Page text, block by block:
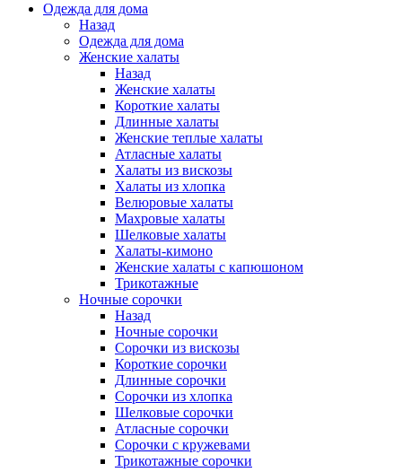
Одежда для дома
Назад
Одежда для дома
Женские халаты
Назад
Женские халаты
Короткие халаты
Длинные халаты
Женские теплые халаты
Атласные халаты
Халаты из вискозы
Халаты из хлопка
Велюровые халаты
Махровые халаты
Шелковые халаты
Халаты-кимоно
Женские халаты с капюшоном
Трикотажные
Ночные сорочки
Назад
Ночные сорочки
Сорочки из вискозы
Короткие сорочки
Длинные сорочки
Сорочки из хлопка
Шелковые сорочки
Атласные сорочки
Сорочки с кружевами
Трикотажные сорочки